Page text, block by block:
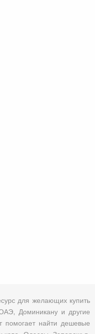
для желающих купить
Доминикану и другие
помогает найти дешевые